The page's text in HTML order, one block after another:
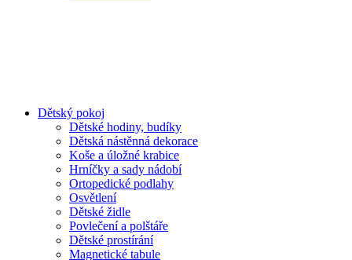
Dětský pokoj
Dětské hodiny, budíky
Dětská nástěnná dekorace
Koše a úložné krabice
Hrníčky a sady nádobí
Ortopedické podlahy
Osvětlení
Dětské židle
Povlečení a polštáře
Dětské prostírání
Magnetické tabule